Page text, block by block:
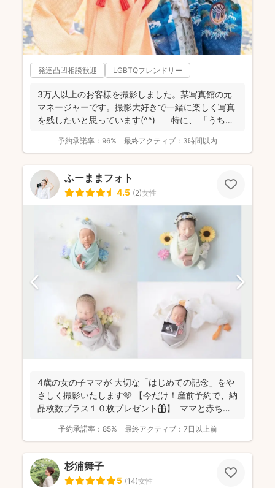
発達凸凹相談歓迎 LGBTQフレンドリー
3万人以上のお客様を撮影しました。某写真館の元
マネージャーです。撮影大好きで一緒に楽しく写真
を残したいと思っています(^^) 特に、 「うち
予約承諾率： 96% 最終アクティブ： 3時間以内
ふーままフォト
4.5 (2)女性
4歳の女の子ママが 大切な「はじめての記念」をや
さしく撮影いたします🩷 【今だけ！産前予約で、納
品枚数プラス１０枚プレゼント🎁】 ママと赤ちゃ
予約承諾率： 85% 最終アクティブ： 7日以上前
杉浦舞子
5 (14)女性